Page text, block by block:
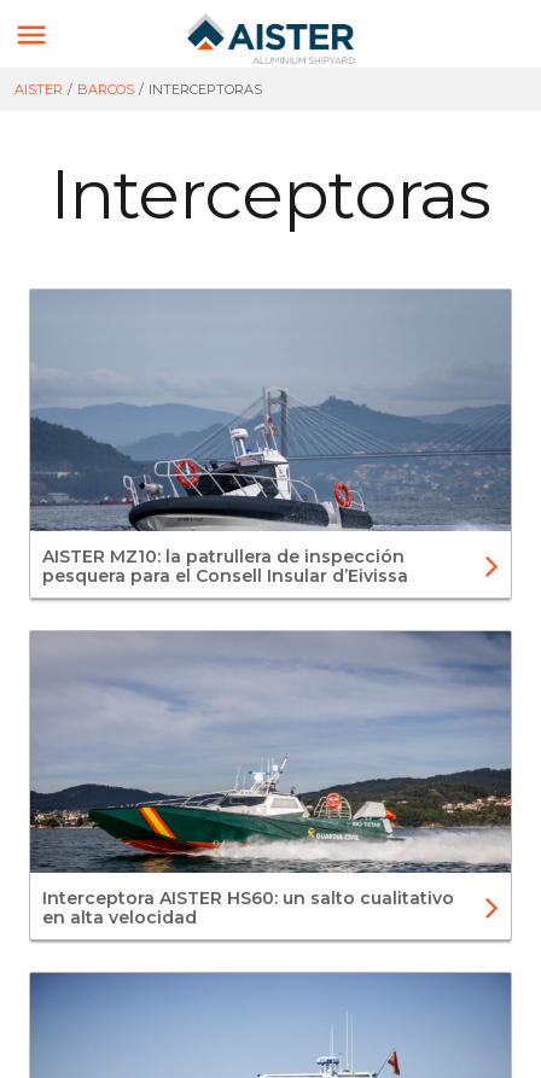

AISTER / BARCOS / INTERCEPTORAS
Interceptoras
AISTER MZ10: la patrullera de inspección
pesquera para el Consell Insular d’Eivissa
Interceptora AISTER HS60: un salto cualitativo
en alta velocidad